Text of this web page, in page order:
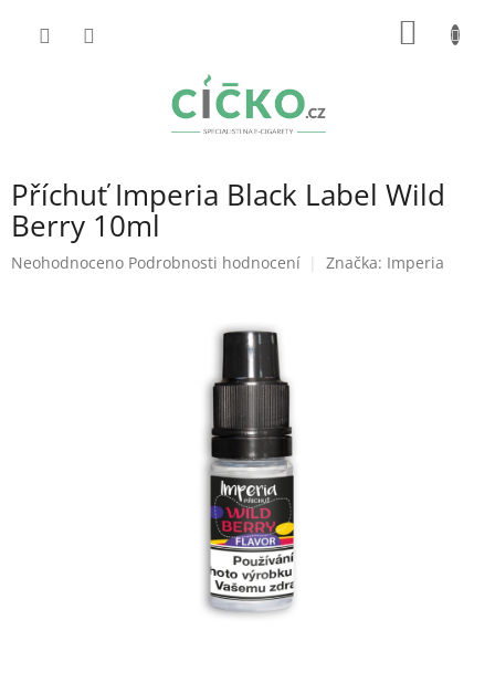
Příchuť Imperia Black Label Wild
Berry 10ml
Průměrné
Neohodnoceno Podrobnosti hodnocení Značka: Imperia